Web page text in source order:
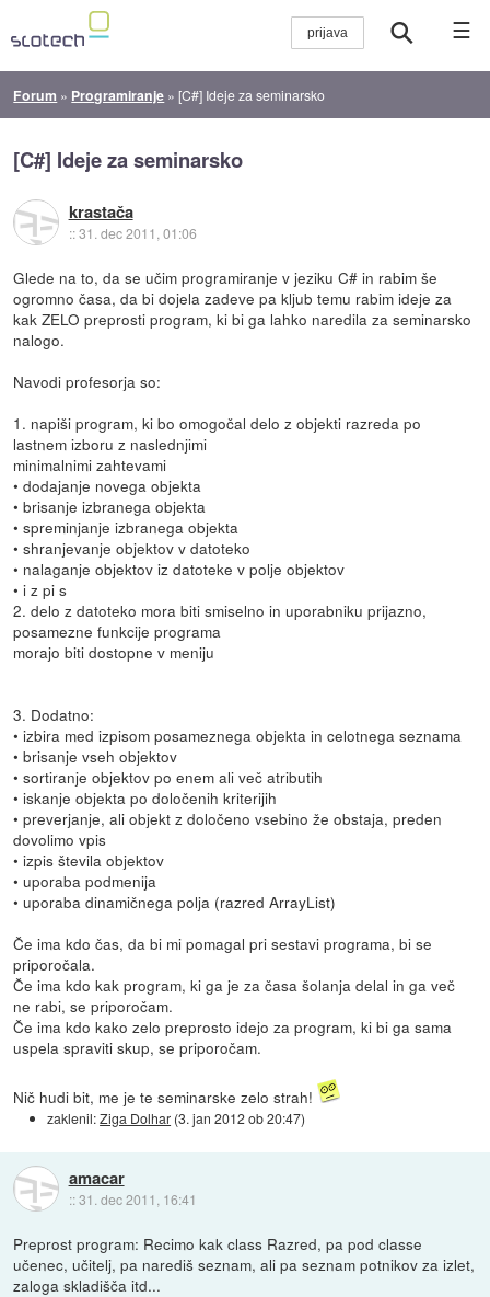
☰
Forum » Programiranje »[C#] Ideje za seminarsko
[C#] Ideje za seminarsko
krastača
::31. dec 2011, 01:06
Glede na to, da se učim programiranje v jeziku C# in rabim še
ogromno časa, da bi dojela zadeve pa kljub temu rabim ideje za
kak ZELO preprosti program, ki bi ga lahko naredila za seminarsko
nalogo.
Navodi profesorja so:
1. napiši program, ki bo omogočal delo z objekti razreda po
lastnem izboru z naslednjimi
minimalnimi zahtevami
• dodajanje novega objekta
• brisanje izbranega objekta
• spreminjanje izbranega objekta
• shranjevanje objektov v datoteko
• nalaganje objektov iz datoteke v polje objektov
• i z pi s
2. delo z datoteko mora biti smiselno in uporabniku prijazno,
posamezne funkcije programa
morajo biti dostopne v meniju
3. Dodatno:
• izbira med izpisom posameznega objekta in celotnega seznama
• brisanje vseh objektov
• sortiranje objektov po enem ali več atributih
• iskanje objekta po določenih kriterijih
• preverjanje, ali objekt z določeno vsebino že obstaja, preden
dovolimo vpis
• izpis števila objektov
• uporaba podmenija
• uporaba dinamičnega polja (razred ArrayList)
Če ima kdo čas, da bi mi pomagal pri sestavi programa, bi se
priporočala.
Če ima kdo kak program, ki ga je za časa šolanja delal in ga več
ne rabi, se priporočam.
Če ima kdo kako zelo preprosto idejo za program, ki bi ga sama
uspela spraviti skup, se priporočam.
Nič hudi bit, me je te seminarske zelo strah!
zaklenil:Ziga Dolhar (3. jan 2012 ob 20:47)
amacar
::31. dec 2011, 16:41
Preprost program: Recimo kak class Razred, pa pod classe
učenec, učitelj, pa narediš seznam, ali pa seznam potnikov za izlet,
zaloga skladišča itd...